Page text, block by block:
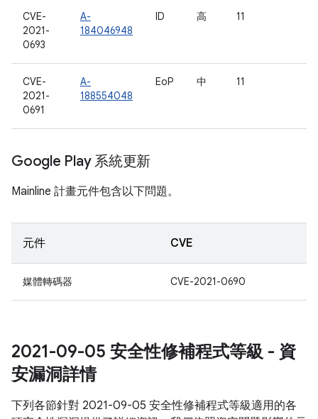
CVE-
2021-
0693
A-
184046948
ID 高 11
CVE-
2021-
0691
A-
188554048
EoP 中 11
Google Play 系統更新
Mainline 計畫元件包含以下問題。
元件 CVE
媒體轉碼器 CVE-2021-0690
2021-09-05 安全性修補程式等級 - 資
安漏洞詳情
下列各節針對 2021-09-05 安全性修補程式等級適用的各